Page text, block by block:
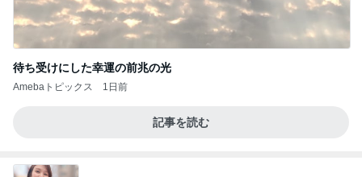
待ち受けにした幸運の前兆の光
Amebaトピックス 1日前
記事を読む